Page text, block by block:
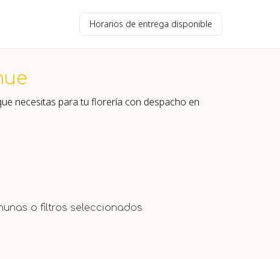
Horarios de entrega disponible
necesitas para tu florería con despacho en
o filtros seleccionados